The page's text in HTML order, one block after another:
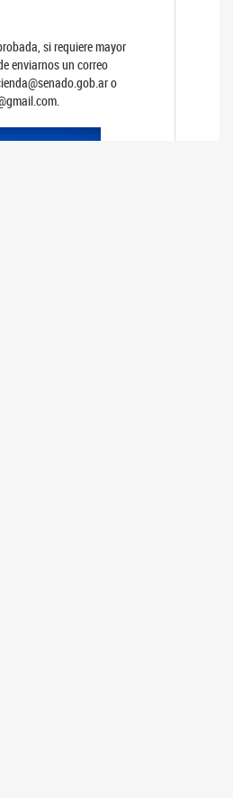
si requiere mayor
enviarnos un correo
o